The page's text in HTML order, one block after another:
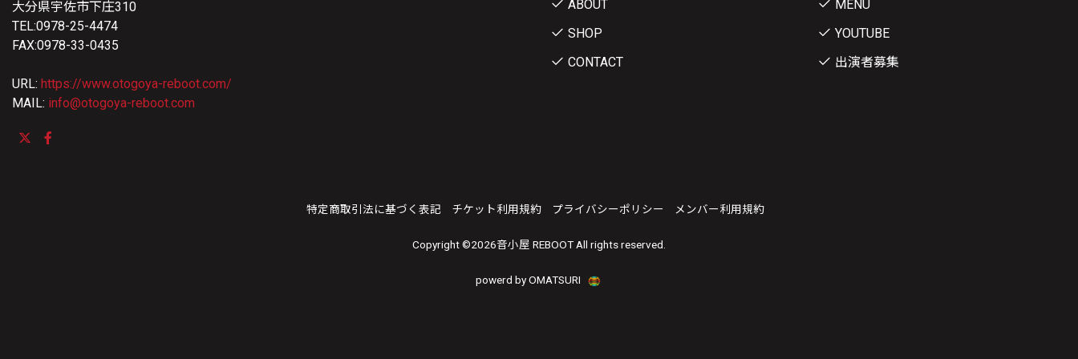
大分県宇佐市下庄310
TEL:0978-25-4474
FAX:0978-33-0435
URL: https://www.otogoya-reboot.com/
MAIL: info@otogoya-reboot.com
ABOUT
MENU
SHOP
YOUTUBE
CONTACT
出演者募集
特定商取引法に基づく表記 チケット利用規約 プライバシーポリシー メンバー利用規約
Copyright ©2026音小屋 REBOOT All rights reserved.
powerd by OMATSURI